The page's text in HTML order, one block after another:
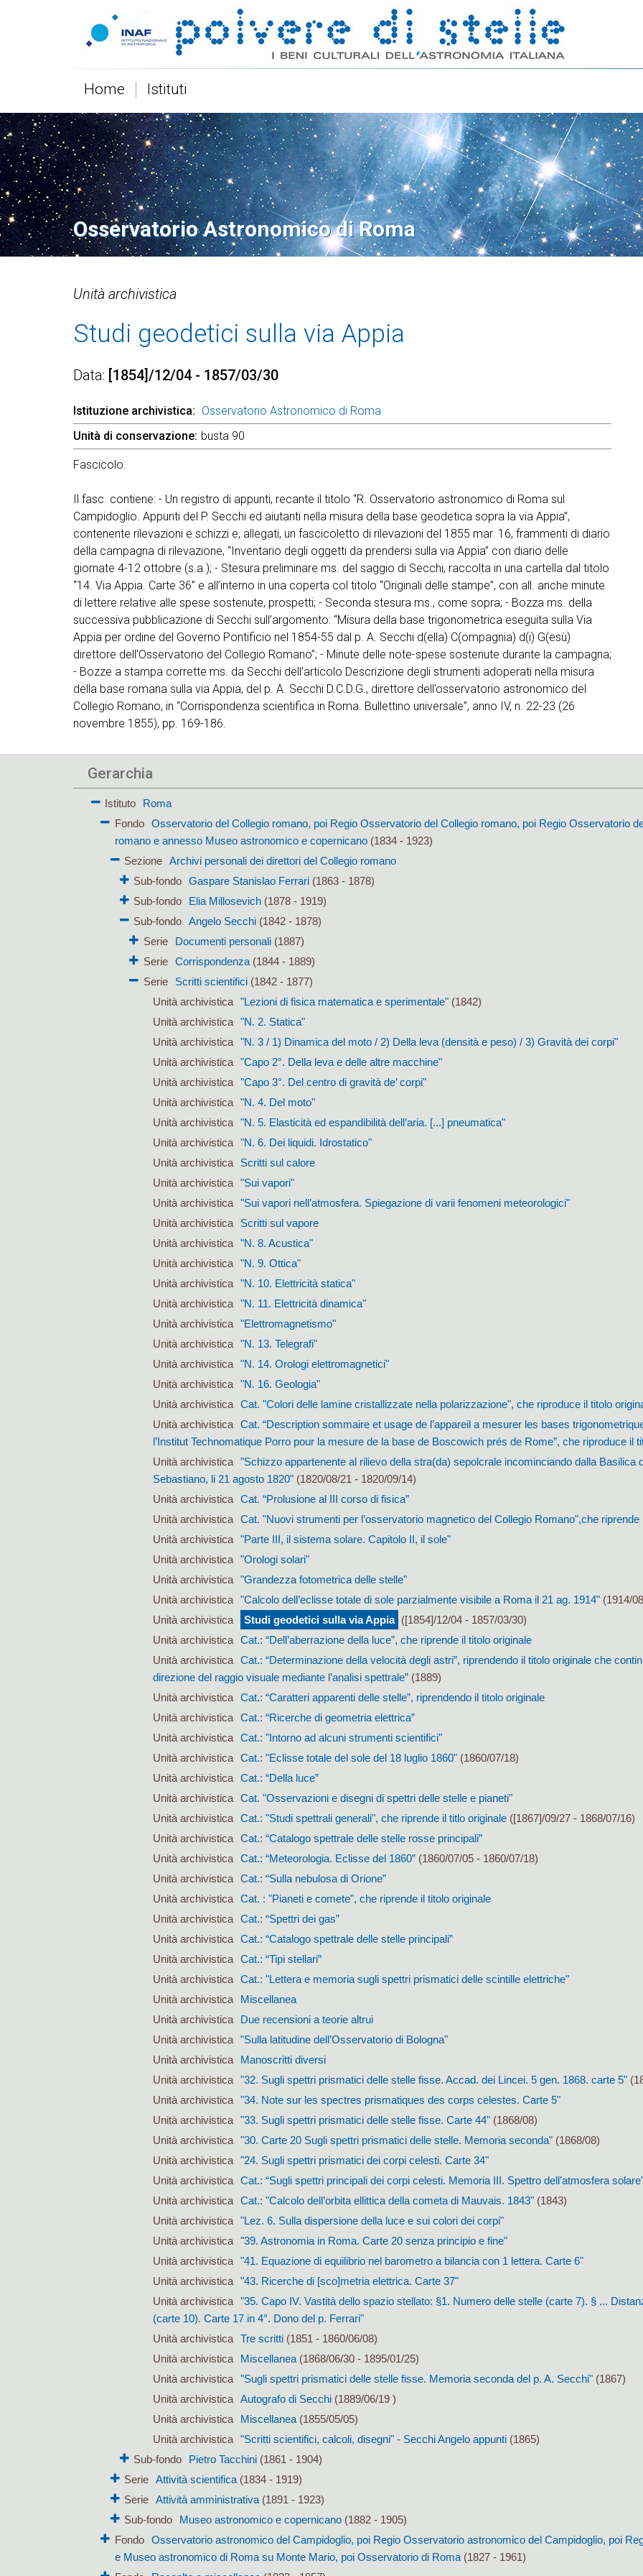
Home Istituti
Osservatorio Astronomico di Roma
Unità archivistica
Studi geodetici sulla via Appia
Data [1854]/12/04 - 1857/03/30
Istituzione archivistica
Osservatorio Astronomico di Roma
Unità di conservazione busta 90
Fascicolo.
Il fasc. contiene: - Un registro di appunti, recante il titolo “R. Osservatorio astronomico di Roma sul
Campidoglio. Appunti del P. Secchi ed aiutanti nella misura della base geodetica sopra la via Appia”,
contenente rilevazioni e schizzi e, allegati, un fascicoletto di rilevazioni del 1855 mar. 16, frammenti di diario
della campagna di rilevazione, “Inventario degli oggetti da prendersi sulla via Appia” con diario delle
giornate 4-12 ottobre (s.a.); - Stesura preliminare ms. del saggio di Secchi, raccolta in una cartella dal titolo
“14. Via Appia. Carte 36” e all’interno in una coperta col titolo “Originali delle stampe”, con all. anche minute
di lettere relative alle spese sostenute, prospetti; - Seconda stesura ms., come sopra; - Bozza ms. della
successiva pubblicazione di Secchi sull’argomento: “Misura della base trigonometrica eseguita sulla Via
Appia per ordine del Governo Pontificio nel 1854-55 dal p. A. Secchi d(ella) C(ompagnia) d(i) G(esù)
direttore dell’Osservatorio del Collegio Romano”; - Minute delle note-spese sostenute durante la campagna;
- Bozze a stampa corrette ms. da Secchi dell’articolo Descrizione degli strumenti adoperati nella misura
della base romana sulla via Appia, del p. A. Secchi D.C.D.G., direttore dell’osservatorio astronomico del
Collegio Romano, in “Corrispondenza scientifica in Roma. Bullettino universale”, anno IV, n. 22-23 (26
novembre 1855), pp. 169-186.
Gerarchia
Istituto
Roma
Fondo
Osservatorio del Collegio romano, poi Regio Osservatorio del Collegio romano, poi Regio Osservatorio
romano e annesso Museo astronomico e copernicano(1834 - 1923)
Sezione Archivi personali dei direttori del Collegio romano
Sub-fondo
Gaspare Stanislao Ferrari (1863 - 1878)
Sub-fondo
Elia Millosevich (1878 - 1919)
Sub-fondo
Angelo Secchi (1842 - 1878)
Serie
Documenti personali(1887)
Serie
Corrispondenza(1844 - 1889)
Serie
Scritti scientifici(1842 - 1877)
Unità archivistica "Lezioni di fisica matematica e sperimentale"(1842)
Unità archivistica "N. 2. Statica"
Unità archivistica "N. 3 / 1) Dinamica del moto / 2) Della leva (densità e peso) / 3) Gravità dei corpi"
Unità archivistica "Capo 2°. Della leva e delle altre macchine"
Unità archivistica "Capo 3°. Del centro di gravità de’ corpi"
Unità archivistica "N. 4. Del moto"
Unità archivistica "N. 5. Elasticità ed espandibilità dell’aria. [...] pneumatica"
Unità archivistica "N. 6. Dei liquidi. Idrostatico"
Unità archivistica
Scritti sul calore
Unità archivistica "Sui vapori"
Unità archivistica "Sui vapori nell’atmosfera. Spiegazione di varii fenomeni meteorologici"
Unità archivistica
Scritti sul vapore
Unità archivistica "N. 8. Acustica"
Unità archivistica "N. 9. Ottica"
Unità archivistica "N. 10. Elettricità statica"
Unità archivistica "N. 11. Elettricità dinamica"
Unità archivistica "Elettromagnetismo"
Unità archivistica "N. 13. Telegrafi"
Unità archivistica "N. 14. Orologi elettromagnetici"
Unità archivistica "N. 16. Geologia"
Unità archivistica Cat. "Colori delle lamine cristallizzate nella polarizzazione", che riproduce il titolo
Unità archivistica Cat. “Description sommaire et usage de l’appareil a mesurer les bases
l’Institut Technomatique Porro pour la mesure de la base de Boscowich prés de Rome”, che riproduce il
Unità archivistica "Schizzo appartenente al rilievo della stra(da) sepolcrale incominciando dalla Basilica
Sebastiano, li 21 agosto 1820"(1820/08/21 - 1820/09/14)
Unità archivistica Cat. “Prolusione al III corso di fisica”
Unità archivistica Cat. "Nuovi strumenti per l’osservatorio magnetico del Collegio Romano",che riprende
Unità archivistica "Parte III, il sistema solare. Capitolo II, il sole"
Unità archivistica "Orologi solari"
Unità archivistica "Grandezza fotometrica delle stelle"
Unità archivistica "Calcolo dell’eclisse totale di sole parzialmente visibile a Roma il 21 ag. 1914"(1914/
Unità archivistica
Studi geodetici sulla via Appia ([1854]/12/04 - 1857/03/30)
Unità archivistica Cat.: “Dell’aberrazione della luce”, che riprende il titolo originale
Unità archivistica Cat.: “Determinazione della velocità degli astri”, riprendendo il titolo originale che
direzione del raggio visuale mediante l’analisi spettrale”(1889)
Unità archivistica Cat.: “Caratteri apparenti delle stelle”, riprendendo il titolo originale
Unità archivistica Cat.: “Ricerche di geometria elettrica”
Unità archivistica Cat.: "Intorno ad alcuni strumenti scientifici"
Unità archivistica Cat.: "Eclisse totale del sole del 18 luglio 1860"(1860/07/18)
Unità archivistica Cat.: “Della luce”
Unità archivistica Cat. "Osservazioni e disegni di spettri delle stelle e pianeti"
Unità archivistica Cat.: "Studi spettrali generali", che riprende il titlo originale([1867]/09/27 - 1868/07/16)
Unità archivistica Cat.: “Catalogo spettrale delle stelle rosse principali”
Unità archivistica Cat.: “Meteorologia. Eclisse del 1860”(1860/07/05 - 1860/07/18)
Unità archivistica Cat.: “Sulla nebulosa di Orione”
Unità archivistica Cat. : "Pianeti e comete", che riprende il titolo originale
Unità archivistica Cat.: “Spettri dei gas”
Unità archivistica Cat.: “Catalogo spettrale delle stelle principali”
Unità archivistica Cat.: “Tipi stellari”
Unità archivistica Cat.: "Lettera e memoria sugli spettri prismatici delle scintille elettriche"
Unità archivistica
Miscellanea
Unità archivistica
Due recensioni a teorie altrui
Unità archivistica "Sulla latitudine dell’Osservatorio di Bologna"
Unità archivistica
Manoscritti diversi
Unità archivistica "32. Sugli spettri prismatici delle stelle fisse. Accad. dei Lincei. 5 gen. 1868. carte 5"
Unità archivistica "34. Note sur les spectres prismatiques des corps celestes. Carte 5"
Unità archivistica "33. Sugli spettri prismatici delle stelle fisse. Carte 44"(1868/08)
Unità archivistica "30. Carte 20 Sugli spettri prismatici delle stelle. Memoria seconda"(1868/08)
Unità archivistica "24. Sugli spettri prismatici dei corpi celesti. Carte 34"
Unità archivistica Cat.: “Sugli spettri principali dei corpi celesti. Memoria III. Spettro dell’atmosfera
Unità archivistica Cat.: "Calcolo dell’orbita ellittica della cometa di Mauvais. 1843"(1843)
Unità archivistica "Lez. 6. Sulla dispersione della luce e sui colori dei corpi"
Unità archivistica "39. Astronomia in Roma. Carte 20 senza principio e fine"
Unità archivistica "41. Equazione di equilibrio nel barometro a bilancia con 1 lettera. Carte 6"
Unità archivistica "43. Ricerche di [sco]metria elettrica. Carte 37"
Unità archivistica "35. Capo IV. Vastità dello spazio stellato: §1. Numero delle stelle (carte 7). § ...
(carte 10). Carte 17 in 4°. Dono del p. Ferrari"
Unità archivistica Tre scritti(1851 - 1860/06/08)
Unità archivistica
Miscellanea(1868/06/30 - 1895/01/25)
Unità archivistica "Sugli spettri prismatici delle stelle fisse. Memoria seconda del p. A. Secchi"(1867)
Unità archivistica Autografo di Secchi(1889/06/19 )
Unità archivistica
Miscellanea(1855/05/05)
Unità archivistica "Scritti scientifici, calcoli, disegni" - Secchi Angelo appunti(1865)
Sub-fondo
Pietro Tacchini (1861 - 1904)
Serie Attività scientifica(1834 - 1919)
Serie Attività amministrativa(1891 - 1923)
Sub-fondo
Museo astronomico e copernicano(1882 - 1905)
Fondo
Osservatorio astronomico del Campidoglio, poi Regio Osservatorio astronomico del Campidoglio, poi
e Museo astronomico di Roma su Monte Mario, poi Osservatorio di Roma(1827 - 1961)